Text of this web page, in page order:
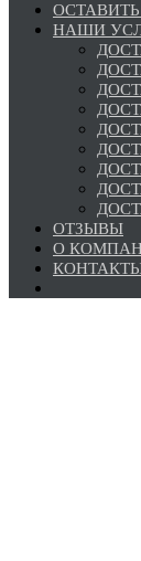
НАШИ
ОТЗЫВЫ
О